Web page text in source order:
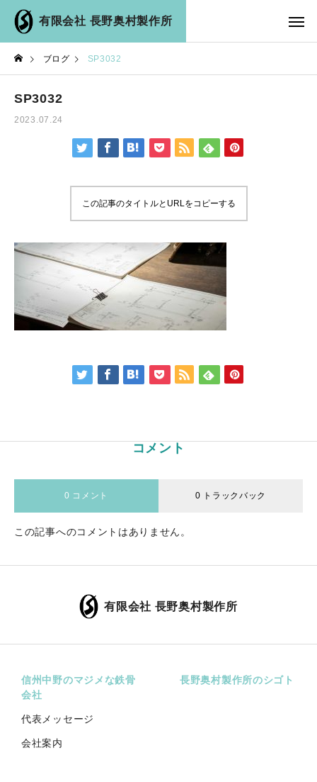
有限会社 長野奥村製作所
ブログ SP3032
SP3032
2023.07.24
この記事のタイトルとURLをコピーする
コメント
0 コメント 0 トラックバック
この記事へのコメントはありません。
有限会社 長野奥村製作所
信州中野のマジメな鉄骨
会社
代表メッセージ
会社案内
長野奥村製作所のシゴト